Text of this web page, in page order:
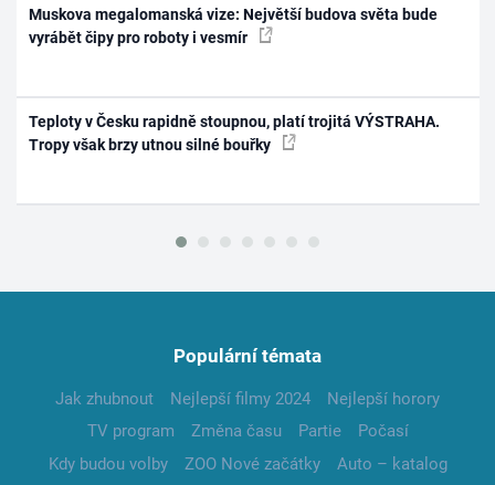
Muskova megalomanská vize: Největší budova světa bude
vyrábět čipy pro roboty i vesmír
Teploty v Česku rapidně stoupnou, platí trojitá VÝSTRAHA.
Tropy však brzy utnou silné bouřky
Populární témata
Jak zhubnout Nejlepší filmy 2024
Nejlepší horory
TV program
Změna času Partie
Počasí
Kdy budou volby
ZOO Nové začátky
Auto – katalog